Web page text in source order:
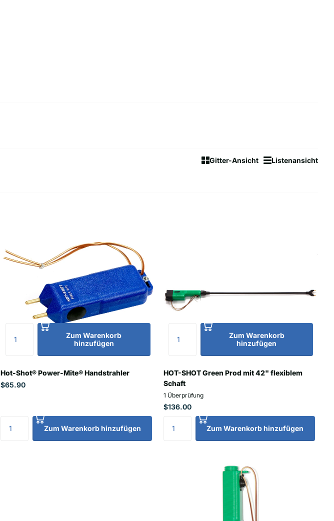
Gitter-Ansicht Listenansicht
Zum Warenkorb
hinzufügen
Hot-Shot® Power-Mite® Handstrahler
$65.90
Zum Warenkorb hinzufügen
Zum Warenkorb
hinzufügen
HOT-SHOT Green Prod mit 42" flexiblem
Schaft
1 Überprüfung
$136.00
Zum Warenkorb hinzufügen